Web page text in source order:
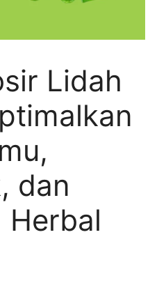
Lidah
dan
Herbal